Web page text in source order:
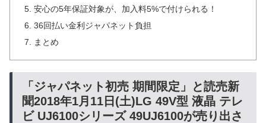
安心の5年保証対象が、加入料5%で付けられる！
36回払い金利ジャパネット負担
まとめ
「ジャパネット初売 期間限定」と読売新
聞2018年1月11日(土)LG 49V型 液晶 テレ
ビ UJ6100シリーズ 49UJ6100が売り出さ